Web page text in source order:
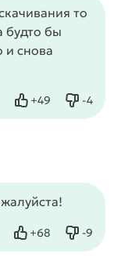
то
будто бы
и снова
+49
Нравится -4
Не
+68
Нравится -9
Не